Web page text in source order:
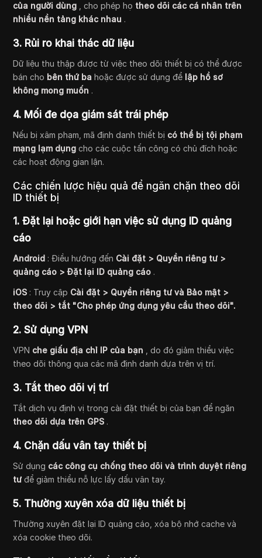
của người dùng
, cho phép họ theo dõi các cá nhân trên
nhiều nền tảng khác nhau .
3. Rủi ro khai thác dữ liệu
Dữ liệu thu thập được từ việc theo dõi thiết bị có thể được
bán cho bên thứ bahoặc được sử dụng để lập hồ sơ
không mong muốn .
4. Mối đe dọa giám sát trái phép
Nếu bị xâm phạm, mã định danh thiết bị có thể bị tội phạm
mạng lạm dụngcho các cuộc tấn công có chủ đích hoặc
các hoạt động gian lận.
Các chiến lược hiệu quả để ngăn chặn theo dõi
ID thiết bị
1. Đặt lại hoặc giới hạn việc sử dụng ID quảng
cáo
Android : Điều hướng đến Cài đặt > Quyền riêng tư >
quảng cáo > Đặt lại ID quảng cáo .
iOS : Truy cập Cài đặt > Quyền riêng tư và Bảo mật >
theo dõi > tắt "Cho phép ứng dụng yêu cầu theo dõi".
2. Sử dụng VPN
VPN che giấu địa chỉ IP của bạn
, do đó giảm thiểu việc
theo dõi thông qua các mã định danh dựa trên vị trí.
3. Tắt theo dõi vị trí
Tắt dịch vụ định vị trong cài đặt thiết bị của bạn để ngăn
theo dõi dựa trên GPS .
4. Chặn dấu vân tay thiết bị
Sử dụng các công cụ chống theo dõi và trình duyệt riêng
tưđể giảm thiểu nỗ lực lấy dấu vân tay.
5. Thường xuyên xóa dữ liệu thiết bị
Thường xuyên đặt lại ID quảng cáo, xóa bộ nhớ cache và
xóa cookie theo dõi.